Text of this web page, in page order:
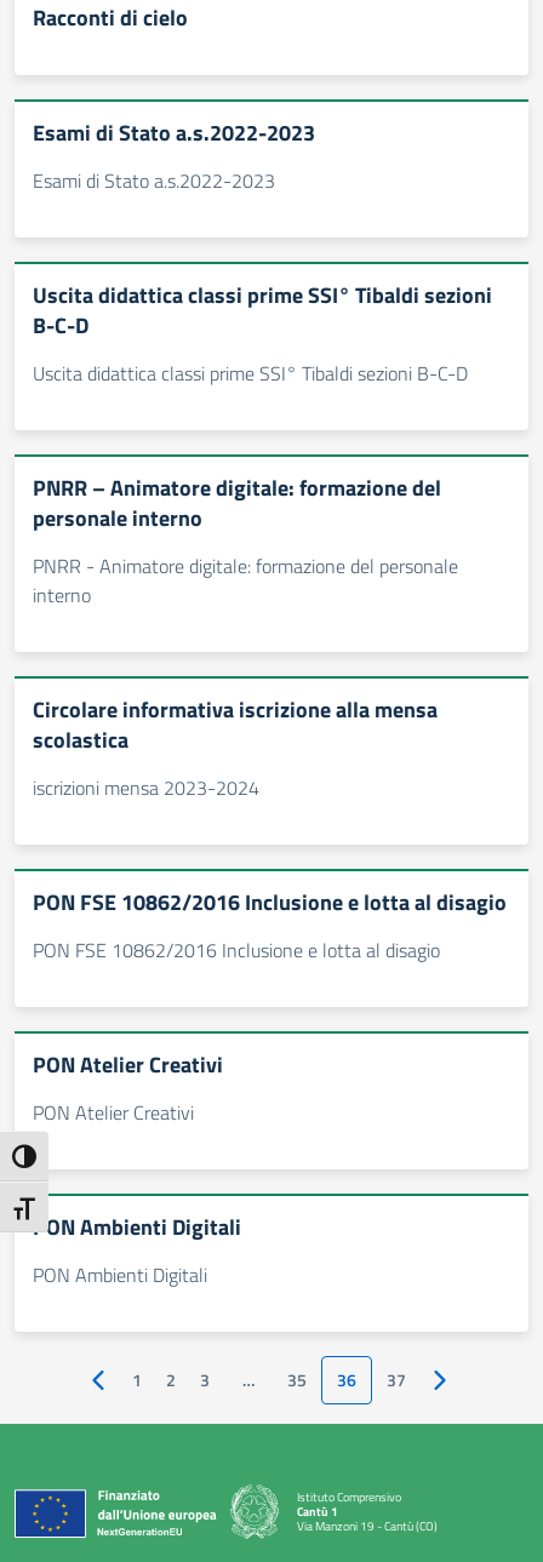
Attiva/disattiva alto contrasto
Attiva/disattiva dimensione testo
Racconti di cielo
Esami di Stato a.s.2022-2023
Esami di Stato a.s.2022-2023
Uscita didattica classi prime SSI° Tibaldi sezioni
B-C-D
Uscita didattica classi prime SSI° Tibaldi sezioni B-C-D
PNRR – Animatore digitale: formazione del
personale interno
PNRR - Animatore digitale: formazione del personale
interno
Circolare informativa iscrizione alla mensa
scolastica
iscrizioni mensa 2023-2024
PON FSE 10862/2016 Inclusione e lotta al disagio
PON FSE 10862/2016 Inclusione e lotta al disagio
PON Atelier Creativi
PON Atelier Creativi
PON Ambienti Digitali
PON Ambienti Digitali
Pagina precedente
1 2 3 … 35 36 37 Pagina
Istituto Comprensivo
Cantù 1
Via Manzoni 19 - Cantù (CO)
— Visita la pagina iniziale della scuola